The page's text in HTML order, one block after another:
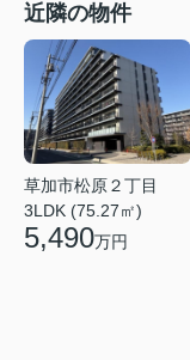
近隣の物件
草加市松原２丁目
3LDK (75.27㎡)
5,490万円